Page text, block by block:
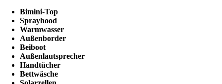
Bimini-Top
Sprayhood
Warmwasser
Außenborder
Beiboot
Außenlautsprecher
Handtücher
Bettwäsche